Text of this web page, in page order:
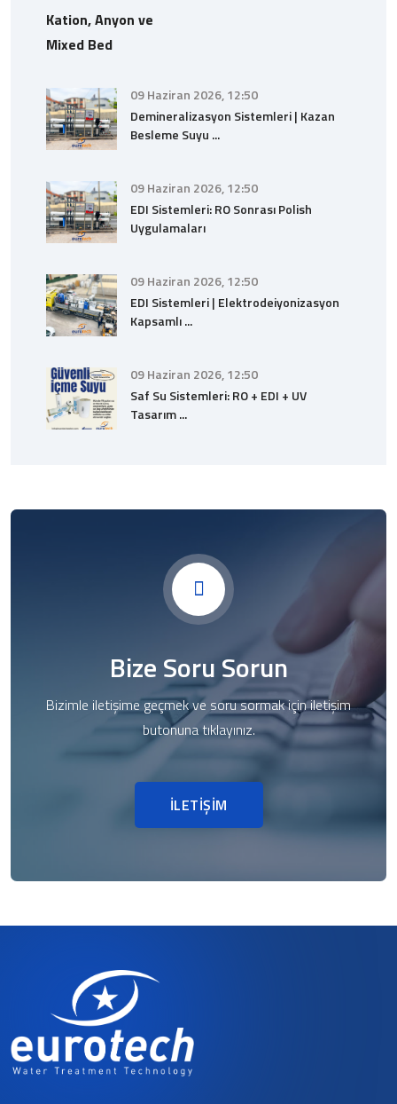
09 Haziran 2026, 12:50
Demineralizasyon Sistemleri | Kazan
Besleme Suyu ...
09 Haziran 2026, 12:50
EDI Sistemleri: RO Sonrası Polish
Uygulamaları
09 Haziran 2026, 12:50
EDI Sistemleri | Elektrodeiyonizasyon
Kapsamlı ...
09 Haziran 2026, 12:50
Saf Su Sistemleri: RO + EDI + UV
Tasarım ...
Bize Soru Sorun
Bizimle iletişime geçmek ve soru sormak için iletişim
butonuna tıklayınız.
İLETİŞİM